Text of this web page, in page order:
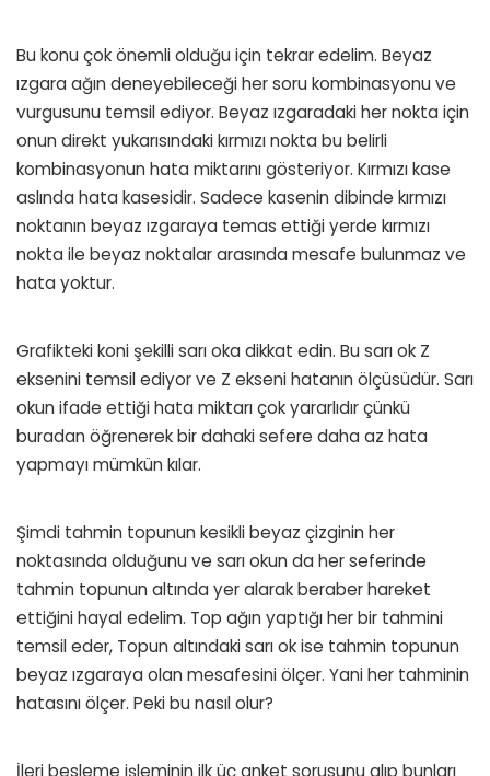
Bu konu çok önemli olduğu için tekrar edelim. Beyaz
ızgara ağın deneyebileceği her soru kombinasyonu ve
vurgusunu temsil ediyor. Beyaz ızgaradaki her nokta için
onun direkt yukarısındaki kırmızı nokta bu belirli
kombinasyonun hata miktarını gösteriyor. Kırmızı kase
aslında hata kasesidir. Sadece kasenin dibinde kırmızı
noktanın beyaz ızgaraya temas ettiği yerde kırmızı
nokta ile beyaz noktalar arasında mesafe bulunmaz ve
hata yoktur.
Grafikteki koni şekilli sarı oka dikkat edin. Bu sarı ok Z
eksenini temsil ediyor ve Z ekseni hatanın ölçüsüdür. Sarı
okun ifade ettiği hata miktarı çok yararlıdır çünkü
buradan öğrenerek bir dahaki sefere daha az hata
yapmayı mümkün kılar.
Şimdi tahmin topunun kesikli beyaz çizginin her
noktasında olduğunu ve sarı okun da her seferinde
tahmin topunun altında yer alarak beraber hareket
ettiğini hayal edelim. Top ağın yaptığı her bir tahmini
temsil eder, Topun altındaki sarı ok ise tahmin topunun
beyaz ızgaraya olan mesafesini ölçer. Yani her tahminin
hatasını ölçer. Peki bu nasıl olur?
İleri besleme işleminin ilk üç anket sorusunu alıp bunları